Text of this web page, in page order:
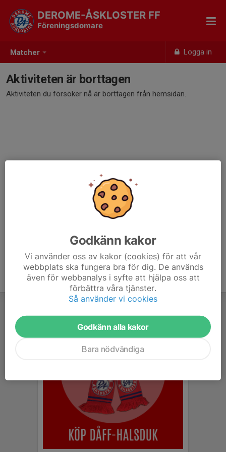
Matcher Logga in
DEROME-ÅSKLOSTER FF
Föreningsdomare
Aktiviteten är borttagen
Aktiviteten du försöker nå är borttagen från hemsidan.
Godkänn kakor
Vi använder oss av kakor (cookies) för att vår
webbplats ska fungera bra för dig. De används
även för webbanalys i syfte att hjälpa oss att
förbättra våra tjänster.
Så använder vi cookies
Godkänn alla kakor
Bara nödvändiga